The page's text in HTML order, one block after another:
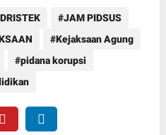
JAM PIDSUS
Kejaksaan Agung
pidana korupsi